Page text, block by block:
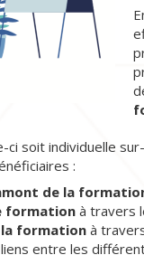
ci soit individuelle
:
de la
formation à travers
la formation à
entre les